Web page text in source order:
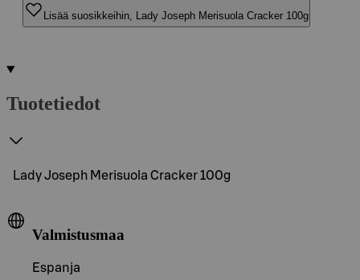
Lisää suosikkeihin, Lady Joseph Merisuola Cracker 100g
Tuotetiedot
Lady Joseph Merisuola Cracker 100g
Valmistusmaa
Espanja